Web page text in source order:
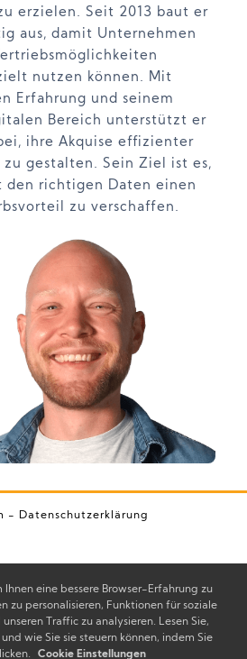
erzielen. Seit 2013 baut er
aus, damit Unternehmen
nutzen können. Mit
Erfahrung und seinem
Bereich unterstützt er
ihre Akquise effizienter
gestalten. Sein Ziel ist es,
den richtigen Daten einen
zu verschaffen.
- Datenschutzerklärung
Ihnen eine bessere Browser-Erfahrung zu
zu personalisieren, Funktionen für soziale
Traffic zu analysieren. Lesen Sie,
wie Sie sie steuern können, indem Sie
Cookie Einstellungen